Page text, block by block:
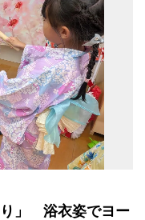
り」 浴衣姿でヨー